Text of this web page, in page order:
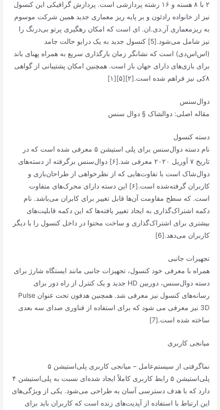
۲ با ۸ هسته و ۱۶ رشته پردازشی است. پردازش گرافیکی این کنسول
نیز از خانواده رادئون و بر پایه ریز معماری جدید همین شرکت موسوم
به ریزمعماری آر.دی.ان. ای است که امکان رهگیری پرتو بی‌درنگ را
نیز شامل می‌شود.[5] کنسول جدید به یک درایو حالت جامد
(اس‌اس‌دی) است که نشانگر زمان بارگذاری سریع به همراه پهنای باند
برای بازی‌های دارای جهان باز است. همچنین امکان پشتیبانی از گواهی
۸کی نیز فراهم شده است.[۲][۵][۱]
دوال‌سنس
مقاله اصلی: دوالشاک § دوال سنس
دسته کنسول
نام دسته دوال‌سنس برای پلی استیشن ۵ معرفی شده است که در
تاریخ ۷ آوریل ۲۰۲۰ معرفی شد.[۶] دوال‌سنس برگرفته از دسته‌های
دوال‌شاک است با تفاوت‌هایی که از نظرخواهی از طراحان‌بازی و
کاربران گرفته‌شده است.[۶] این دسته دارای محرک‌های متفاوت
است. که سطح مقاومت آن‌ها قابل تغییر برای کابران می‌باشد. نام
دکمه اشتراک‌گذاری به ایجاد تغییر یافته‌ها که این دکمه قابلیت‌های
بیشتری برای اشتراک‌گذاری و ساخت محتوا در داخل کنسول را با دیگر
کاربران می‌دهد.[6]
تجهیزات جانبی
همراه با معرفی خود کنسول، تجهیزات جانبی مانند ایستگاه شارژ برای
دسته دوال‌سنس، دوربین HD جدید و یک کنترل از راه دور برای
رسانه‌های کنسول نیز معرفی شد. همچنین هدفون تحت عنوان Pulse
3D نیز معرفی می شود که برای استفاده از فناوری صدای سه بعدی
ساخته شده است.[7]
میانجی کاربری
نماگرفتی از سیستم‌عامل – میانجی کاربری پلی‌استیشن ۵
پلی‌استیشن ۵ رابط کاربری کاملاً ایجاد شده‌ای نسبت به پلی‌استیشن ۴
دارد که با هدف دسترسی آسان به طراحی می‌شود. یکی از ویژگی‌های
این ارتباط با استفاده از آپدیت‌های زنده است که کاربران باید برای